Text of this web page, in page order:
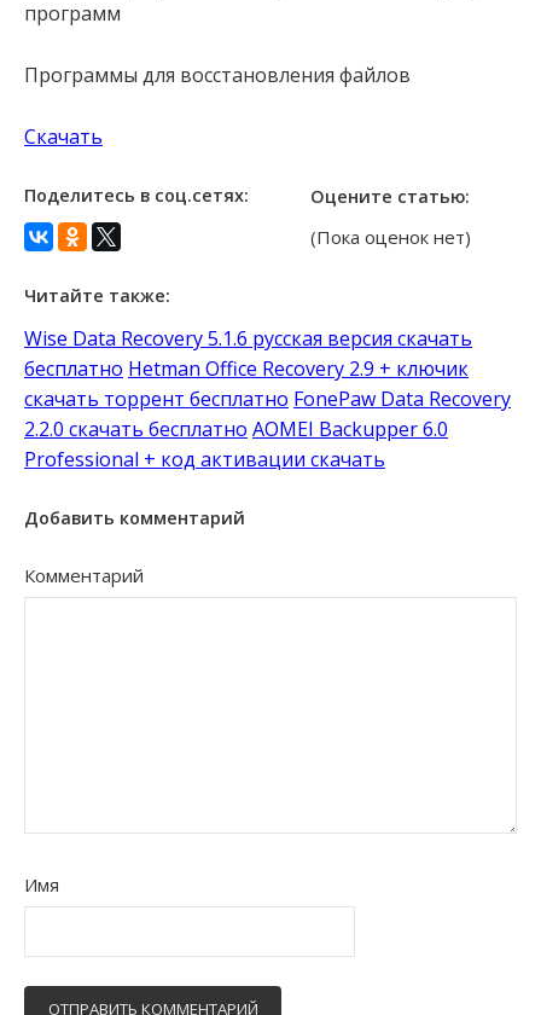
программ
Программы для восстановления файлов
Скачать
Поделитесь в соц.сетях: Оцените статью:
(Пока оценок нет)
Читайте также:
Wise Data Recovery 5.1.6 русская версия скачать
бесплатно Hetman Office Recovery 2.9 + ключик
скачать торрент бесплатно FonePaw Data Recovery
2.2.0 скачать бесплатно AOMEI Backupper 6.0
Professional + код активации скачать
Добавить комментарий
Комментарий
Имя